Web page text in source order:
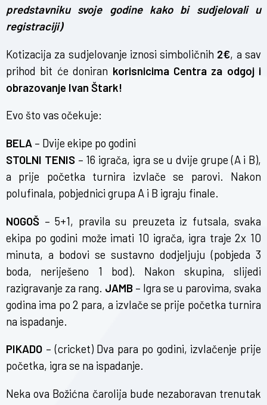
predstavniku svoje godine kako bi sudjelovali u
registraciji)
Kotizacija za sudjelovanje iznosi simboličnih 2€, a sav
prihod bit će doniran korisnicima Centra za odgoj i
obrazovanje Ivan Štark!
Evo što vas očekuje:
BELA – Dvije ekipe po godini
STOLNI TENIS– 16 igrača, igra se u dvije grupe (A i B),
a prije početka turnira izvlače se parovi. Nakon
polufinala, pobjednici grupa A i B igraju finale.
NOGOŠ – 5+1, pravila su preuzeta iz futsala, svaka
ekipa po godini može imati 10 igrača, igra traje 2x 10
minuta, a bodovi se sustavno dodjeljuju (pobjeda 3
boda, neriješeno 1 bod). Nakon skupina, slijedi
razigravanje za rang. JAMB – Igra se u parovima, svaka
godina ima po 2 para, a izvlače se prije početka turnira
na ispadanje.
PIKADO – (cricket) Dva para po godini, izvlačenje prije
početka, igra se na ispadanje.
Neka ova Božićna čarolija bude nezaboravan trenutak